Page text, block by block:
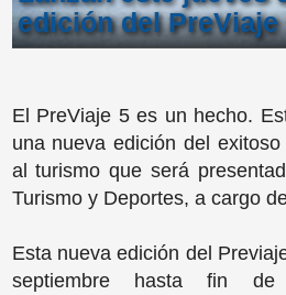
edición del PreViaje
El PreViaje 5 es un hecho.
una nueva edición del
al turismo que será
Turismo y Deportes, a cargo
Esta nueva edición del
septiembre hasta fin